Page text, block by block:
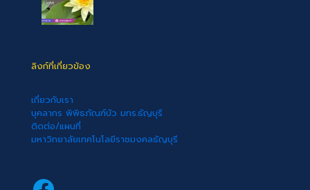
ลิงก์ที่เกี่ยวข้อง
เกี่ยวกับเรา
บุคลากร พิพิธภัณฑ์บัว มทร.ธัญบุรี
ติดต่อ/แผนที่
มหาวิทยาลัยเทคโนโลยีราชมงคลธัญบุรี